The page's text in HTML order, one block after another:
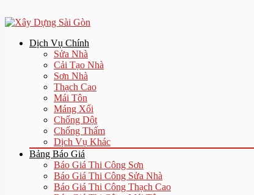
Dịch Vụ Chính
Sửa Nhà
Cải Tạo Nhà
Sơn Nhà
Thạch Cao
Mái Tôn
Máng Xối
Chống Dột
Chống Thấm
Dịch Vụ Khác
Bảng Báo Giá
Báo Giá Thi Công Sơn
Báo Giá Thi Công Sửa Nhà
Báo Giá Thi Công Thạch Cao